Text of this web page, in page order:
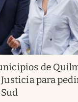
de
para